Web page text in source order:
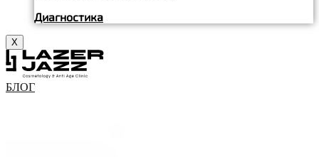
Диагностика
X
БЛОГ